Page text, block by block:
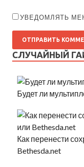
УВЕДОМЛЯТЬ
СЛУЧАЙНЫЙ
Будет ли
Как перенести
Bethesda.net